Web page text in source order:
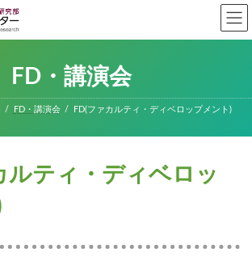
FD・講演会
FD・講演会 FD(ファカルティ・ディベロップメント)
ルティ・ディベロッ